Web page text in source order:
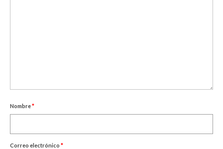
Nombre*
Correo electrónico *